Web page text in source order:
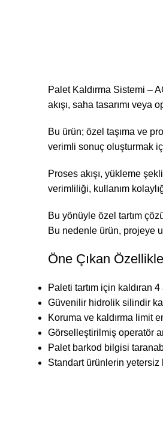
Palet Kaldırma Sistemi –
akışı, saha tasarımı
Bu ürün; özel taşıma ve
verimli sonuç oluşturmak
Proses akışı, yükleme
verimliliği, kullanım
Bu yönüyle özel tartım
Bu nedenle ürün, projeye
Öne Çıkan
Paleti tartım için kaldıran
Güvenilir hidrolik silindir
Koruma ve kaldırma limit
Görselleştirilmiş operatör
Palet barkod bilgisi
Standart ürünlerin yetersiz